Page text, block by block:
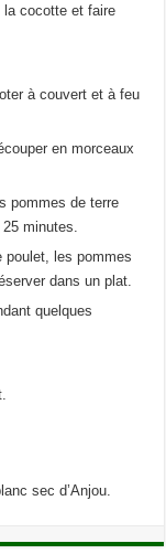
la cocotte et faire
à couvert et à feu
en morceaux
pommes de terre
minutes.
poulet, les pommes
dans un plat.
quelques
sec d’Anjou.